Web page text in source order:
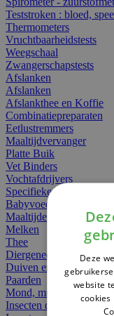
Teststroken : bloed,
Thermometers
Vruchtbaarheidstests
Weegschaal
Zwangerschapstests
Afslanken
Afslanken
Afslankthee en Koffie
Combinatiepreparaten
Eetlustremmers
Maaltijdvervanger
Platte Buik
Vet Binders
Vochtafdrijvers
Specifieke Voeding
Babyvoeding
Maaltijden
Melken
Thee
Diergeneesmiddelen
Duiven en vogels
Paarden
Mond, muil of snavel
Insecten dieren
Deze
website